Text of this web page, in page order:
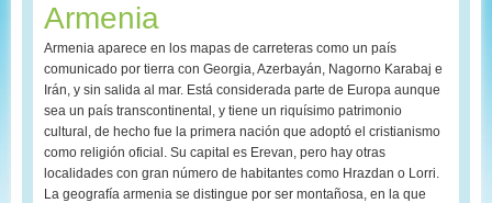
Armenia
Armenia aparece en los mapas de carreteras como un país
comunicado por tierra con Georgia, Azerbayán, Nagorno Karabaj e
Irán, y sin salida al mar. Está considerada parte de Europa aunque
sea un país transcontinental, y tiene un riquísimo patrimonio
cultural, de hecho fue la primera nación que adoptó el cristianismo
como religión oficial. Su capital es Erevan, pero hay otras
localidades con gran número de habitantes como Hrazdan o Lorri.
La geografía armenia se distingue por ser montañosa, en la que